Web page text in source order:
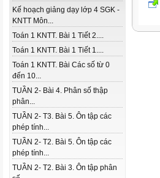
Kế hoạch giảng dạy lớp 4 SGK -
KNTT Môn...
Toán 1 KNTT. Bài 1 Tiết 2....
Toán 1 KNTT. Bài 1 Tiết 1....
Toán 1 KNTT. Bài Các số từ 0
đến 10...
TUẦN 2- Bài 4. Phân số thập
phân...
TUẦN 2- T3. Bài 5. Ôn tập các
phép tính...
TUẦN 2- T2. Bài 5. Ôn tập các
phép tính...
TUẦN 2- T2. Bài 3. Ôn tập phân